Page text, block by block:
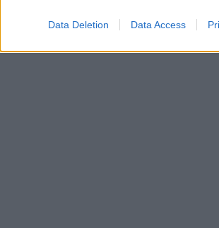
Data Deletion Data Access